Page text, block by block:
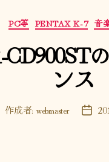
カ
テ
ゴ
リ
ー
PC等 PENTAX K-7 音
ンス
作成者: webmaster
投